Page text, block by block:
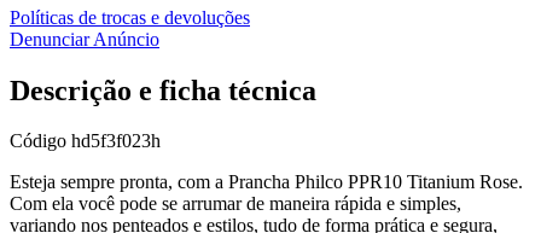
Políticas de trocas e devoluções
Denunciar Anúncio
Descrição e ficha técnica
Código hd5f3f023h
Esteja sempre pronta, com a Prancha Philco PPR10 Titanium Rose.
Com ela você pode se arrumar de maneira rápida e simples,
variando nos penteados e estilos, tudo de forma prática e segura,